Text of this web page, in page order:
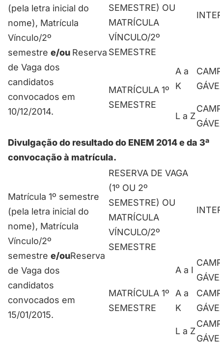
(pela letra inicial do
nome), Matrícula
Vínculo/2º
semestre e/ou Reserva
de Vaga dos
candidatos
convocados em
10/12/2014.
SEMESTRE) OU
MATRÍCULA
VÍNCULO/2º
SEMESTRE
MATRÍCULA 1º
SEMESTRE
A a
K
L a Z
Divulgação do resultado do ENEM 2014 e da 3ª
convocação à matrícula.
Matrícula 1º semestre
(pela letra inicial do
nome), Matrícula
Vínculo/2º
semestre e/ouReserva
de Vaga dos
candidatos
convocados em
15/01/2015.
RESERVA DE VAGA
(1º OU 2º
SEMESTRE) OU
MATRÍCULA
VÍNCULO/2º
SEMESTRE
MATRÍCULA 1º
SEMESTRE
A a I
A a
K
L a Z